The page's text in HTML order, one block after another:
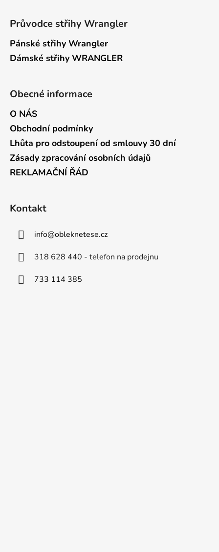
Průvodce střihy Wrangler
Pánské střihy Wrangler
Dámské střihy WRANGLER
Obecné informace
O NÁS
Obchodní podmínky
Lhůta pro odstoupení od smlouvy 30 dní
Zásady zpracování osobních údajů
REKLAMAČNÍ ŘÁD
Kontakt
info@obleknetese.cz
318 628 440 - telefon na prodejnu
733 114 385